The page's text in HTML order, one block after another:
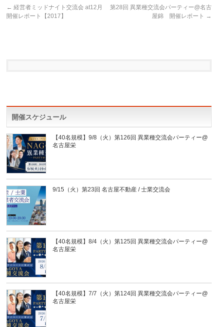
← 経営者ミッドナイト交流会 at12月
開催レポート【2017】
第28回 異業種交流会パーティー@名古
屋錦 開催レポート →
開催スケジュール
【40名規模】9/8（火）第126回 異業種交流会パーティー@
名古屋栄
9/15（火）第23回 名古屋不動産 / 士業交流会
【40名規模】8/4（火）第125回 異業種交流会パーティー@
名古屋栄
【40名規模】7/7（火）第124回 異業種交流会パーティー@
名古屋栄